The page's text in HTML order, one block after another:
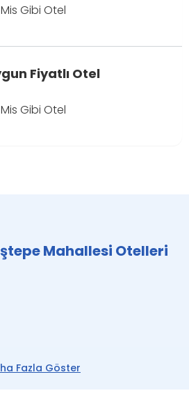
Mis Gibi Otel
Fiyatlı Otel
Mis Gibi Otel
Fazla Göster
Mahallesi Otelleri